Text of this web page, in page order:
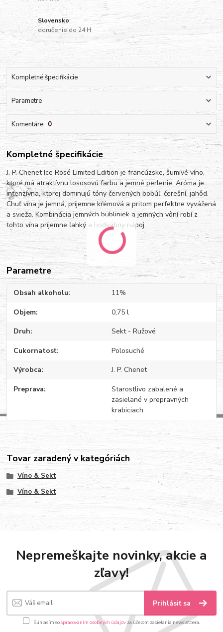
Slovensko
doručenie do 24 H
Kompletné špecifikácie
Parametre
Komentáre 0
Kompletné špecifikácie
J. P. Chenet Ice Rosé Limited Edition je francúzske, šumivé víno,
ktoré má atraktívnu lososovú farbu a jemné perlenie. Aróma je
intenzívna, ktorej dominujú tóny červených bobúľ, čerešní, jahôd.
Chuť vína je jemná, príjemne krémová a pritom perfektne vyvážená
a svieža. Kombinácia jemných bubliniek a jemných vôní robí z
tohto vína príjemne ľahký a hodvábny nápoj.
Parametre
Obsah alkoholu 11%
Objem 0,75 l
Druh Sekt - Ružové
Cukornatosť Polosuché
Výrobca J. P. Chenet
Preprava
Starostlivo zabalené a
zasielané v prepravných
krabiciach
Tovar zaradený v kategóriách
Víno & Sekt
Víno & Sekt
Nepremeškajte novinky, akcie a
zľavy!
Prihlásiť sa
Súhlasím sospracovaním osobných údajov za účelom zasielania newslettera.